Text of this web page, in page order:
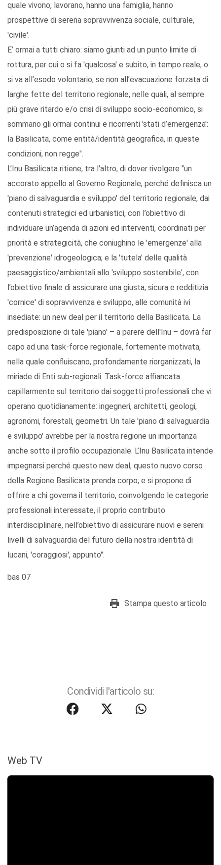
quale vivono, lavorano, hanno una famiglia, hanno
prospettive di serena sopravvivenza sociale, culturale,
'civile'.
E’ ormai a tutti chiaro: siamo giunti ad un punto limite di
rottura, per cui o si fa 'qualcosa' e subito, in tempo reale, o
si va all’esodo volontario, se non all’evacuazione forzata di
larghe fette del territorio regionale, nelle quali, al sempre
più grave ritardo e/o crisi di sviluppo socio-economico, si
sommano gli ormai continui e ricorrenti 'stati d’emergenza':
la Basilicata, come entità/identità geografica, in queste
condizioni, non regge".
L’Inu Basilicata ritiene, tra l'altro, di dover rivolgere "un
accorato appello al Governo Regionale, perché definisca un
'piano di salvaguardia e sviluppo' del territorio regionale, dai
contenuti strategici ed urbanistici, con l’obiettivo di
individuare un’agenda di azioni ed interventi, coordinati per
priorità e strategicità, che coniughino le 'emergenze' alla
'prevenzione' idrogeologica; e la 'tutela' delle qualità
paesaggistico/ambientali allo 'sviluppo sostenibile', con
l’obiettivo finale di assicurare una giusta, sicura e redditizia
'cornice' di sopravvivenza e sviluppo, alle comunità ivi
insediate: un new deal per il territorio della Basilicata. La
predisposizione di tale 'piano' – a parere dell'Inu – dovrà far
capo ad una task-force regionale, fortemente motivata,
nella quale confluiscano, profondamente riorganizzati, la
miriade di Enti sub-regionali. Task-force affiancata
capillarmente sul territorio dai soggetti professionali che vi
operano quotidianamente: ingegneri, architetti, geologi,
agronomi, forestali, geometri. Un tale 'piano di salvaguardia
e sviluppo' avrebbe per la nostra regione un importanza
anche sotto il profilo occupazionale. L’Inu Basilicata intende
impegnarsi perché questo new deal, questo nuovo corso
della Regione Basilicata prenda corpo; e si propone di
offrire a chi governa il territorio, coinvolgendo le categorie
professionali interessate, il proprio contributo
interdisciplinare, nell’obiettivo di assicurare nuovi e sereni
livelli di salvaguardia del futuro della nostra identità di
lucani, 'coraggiosi', appunto".
bas 07
Stampa questo articolo
Condividi l'articolo su:
Web TV